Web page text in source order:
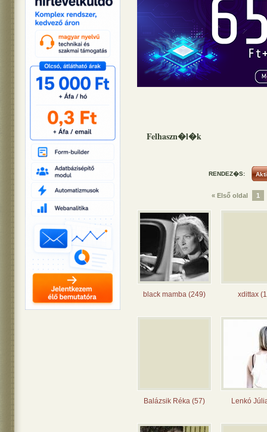
Felhaszn�l�k
RENDEZ�S:
« Első oldal 1
black mamba (249) xdittax
Balázsik Réka (57) Lenkó